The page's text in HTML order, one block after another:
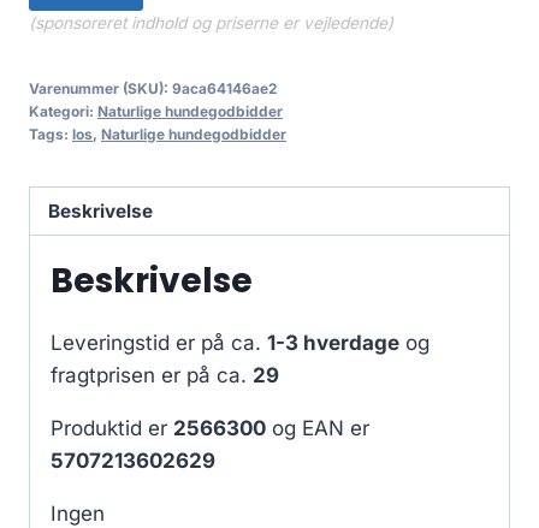
(sponsoreret indhold og priserne er vejledende)
Varenummer (SKU): 9aca64146ae2
Kategori: Naturlige hundegodbidder
Tags: los, Naturlige hundegodbidder
Beskrivelse
Beskrivelse
Leveringstid er på ca. 1-3 hverdage og
fragtprisen er på ca. 29
Produktid er 2566300 og EAN er
5707213602629
Ingen